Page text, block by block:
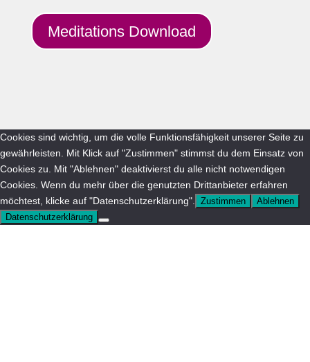
Meditations Download
Cookies sind wichtig, um die volle Funktionsfähigkeit unserer Seite zu
gewährleisten. Mit Klick auf "Zustimmen" stimmst du dem Einsatz von
Cookies zu. Mit "Ablehnen" deaktivierst du alle nicht notwendigen
Cookies. Wenn du mehr über die genutzten Drittanbieter erfahren
möchtest, klicke auf "Datenschutzerklärung".
Zustimmen
Ablehnen
Datenschutzerklärung